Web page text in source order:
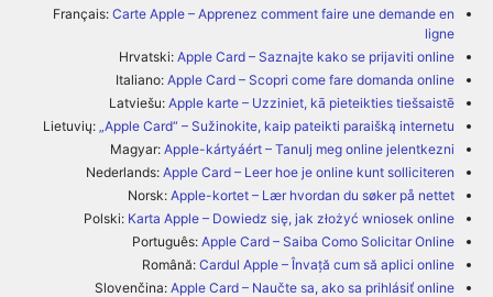
Français: Carte Apple – Apprenez comment faire une demande en
ligne
Hrvatski: Apple Card – Saznajte kako se prijaviti online
Italiano: Apple Card – Scopri come fare domanda online
Latviešu: Apple karte – Uzziniet, kā pieteikties tiešsaistē
Lietuvių: „Apple Card“ – Sužinokite, kaip pateikti paraišką internetu
Magyar: Apple-kártyáért – Tanulj meg online jelentkezni
Nederlands: Apple Card – Leer hoe je online kunt solliciteren
Norsk: Apple-kortet – Lær hvordan du søker på nettet
Polski: Karta Apple – Dowiedz się, jak złożyć wniosek online
Português: Apple Card – Saiba Como Solicitar Online
Română: Cardul Apple – Învață cum să aplici online
Slovenčina: Apple Card – Naučte sa, ako sa prihlásiť online